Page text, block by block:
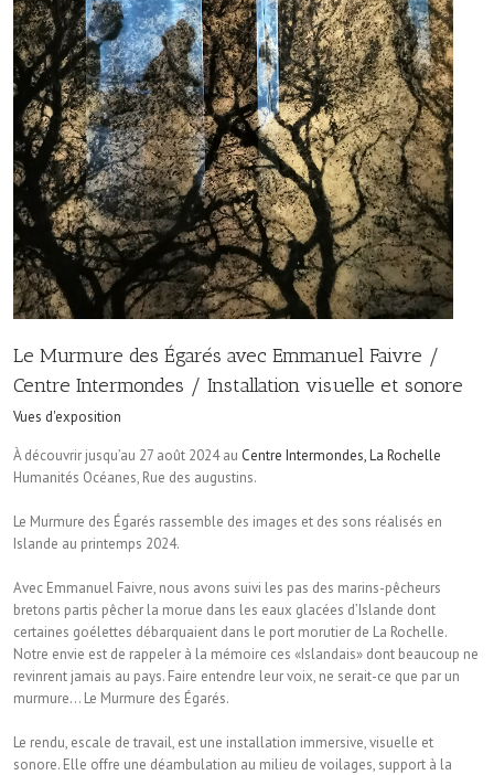
Le Murmure des Égarés avec Emmanuel Faivre /
Centre Intermondes / Installation visuelle et sonore
Vues d'exposition
À découvrir jusqu’au 27 août 2024 au Centre Intermondes, La Rochelle
Humanités Océanes, Rue des augustins.
Le Murmure des Égarés rassemble des images et des sons réalisés en
Islande au printemps 2024.
Avec Emmanuel Faivre, nous avons suivi les pas des marins-pêcheurs
bretons partis pêcher la morue dans les eaux glacées d’Islande dont
certaines goélettes débarquaient dans le port morutier de La Rochelle.
Notre envie est de rappeler à la mémoire ces «Islandais» dont beaucoup ne
revinrent jamais au pays. Faire entendre leur voix, ne serait-ce que par un
murmure… Le Murmure des Égarés.
Le rendu, escale de travail, est une installation immersive, visuelle et
sonore. Elle offre une déambulation au milieu de voilages, support à la